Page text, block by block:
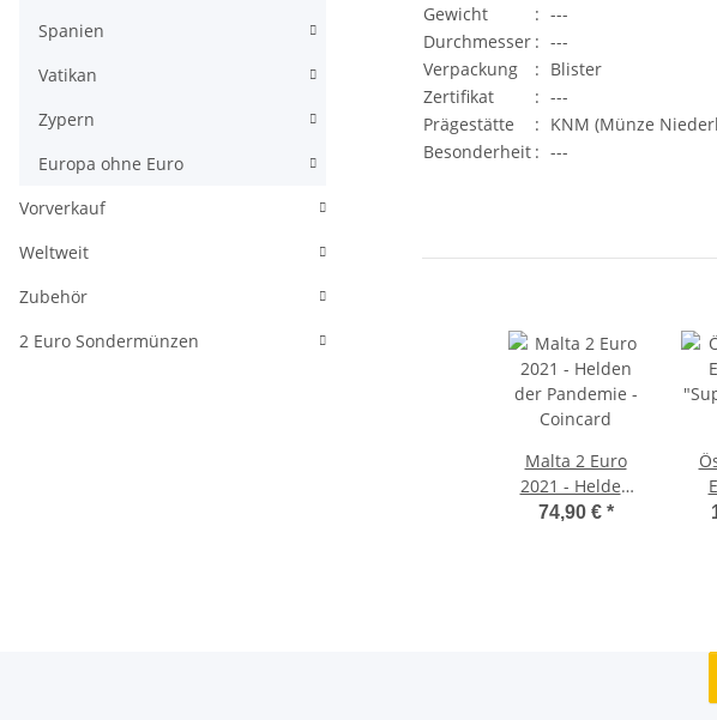
Gewicht
: ---
Durchmesser : ---
Verpackung
: Blister
Zertifikat
: ---
Prägestätte
: KNM (Münze
Besonderheit : ---
Malta 2 Euro
2021 - Helden
der Pandemie -
74,90 € *
Spanien
Vatikan
Zypern
Europa ohne Euro
Vorverkauf
Weltweit
Zubehör
2 Euro Sondermünzen